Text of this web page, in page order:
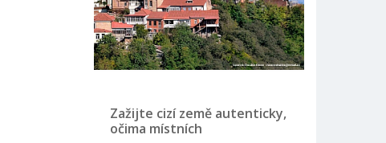
Zažijte cizí země autenticky,
očima místních